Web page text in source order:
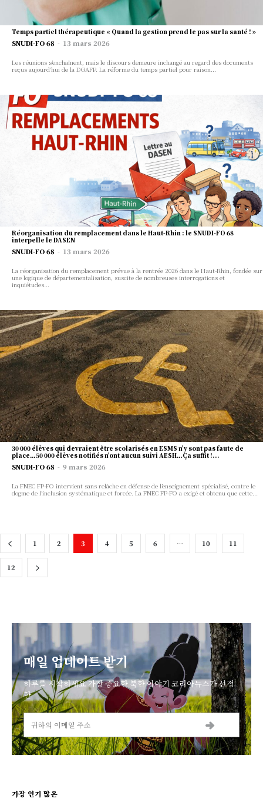
Temps partiel thérapeutique « Quand la gestion prend le pas sur la santé ! »
SNUDI-FO 68 - 13 mars 2026
Les réunions s’enchaînent, mais le discours demeure inchangé au regard des documents
reçus aujourd’hui de la DGAFP. La réforme du temps partiel pour raison...
Réorganisation du remplacement dans le Haut-Rhin : le SNUDI-FO 68
interpelle le DASEN
SNUDI-FO 68 - 13 mars 2026
La réorganisation du remplacement prévue à la rentrée 2026 dans le Haut-Rhin, fondée sur
une logique de départementalisation, suscite de nombreuses interrogations et
inquiétudes...
30 000 élèves qui devraient être scolarisés en ESMS n’y sont pas faute de
place…50 000 élèves notifiés n’ont aucun suivi AESH…Ça suffit !...
SNUDI-FO 68 - 9 mars 2026
La FNEC FP-FO intervient sans relâche en défense de l’enseignement spécialisé, contre le
dogme de l’inclusion systématique et forcée. La FNEC FP-FO a exigé et obtenu que cette...
1 2 3 4 5 6 … 10 11
12
매일 업데이트 받기
하루를 시작하세요 가장 중요한 북한 이야기 코리아뉴스가 선정
한
가장 인기 많은